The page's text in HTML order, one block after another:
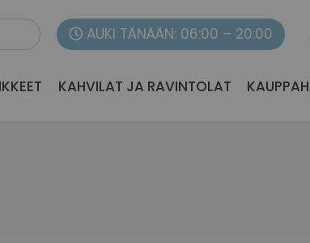
AUKI TÄNÄÄN: 06:00 – 20:00
KAHVILAT JA RAVINTOLAT